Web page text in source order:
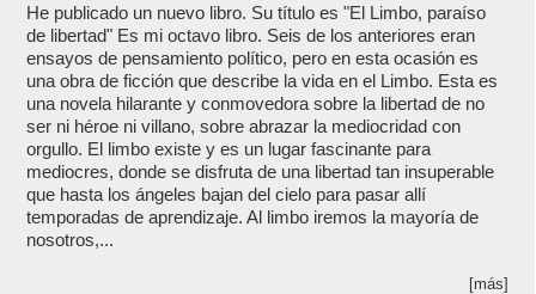
He publicado un nuevo libro. Su título es "El Limbo, paraíso
de libertad" Es mi octavo libro. Seis de los anteriores eran
ensayos de pensamiento político, pero en esta ocasión es
una obra de ficción que describe la vida en el Limbo. Esta es
una novela hilarante y conmovedora sobre la libertad de no
ser ni héroe ni villano, sobre abrazar la mediocridad con
orgullo. El limbo existe y es un lugar fascinante para
mediocres, donde se disfruta de una libertad tan insuperable
que hasta los ángeles bajan del cielo para pasar allí
temporadas de aprendizaje. Al limbo iremos la mayoría de
nosotros,...
[más]